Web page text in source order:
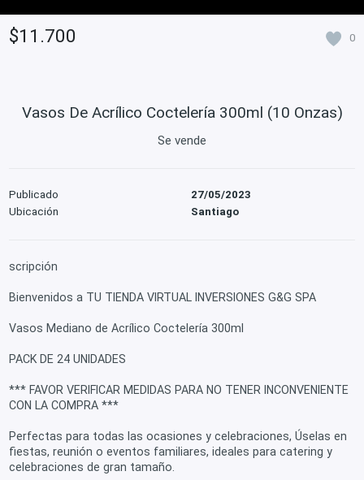
$11.700 0
Vasos De Acrílico Coctelería 300ml (10 Onzas)
Se vende
Publicado
27/05/2023
Ubicación
Santiago
scripción
Bienvenidos a TU TIENDA VIRTUAL INVERSIONES G&G SPA
Vasos Mediano de Acrílico Coctelería 300ml
PACK DE 24 UNIDADES
*** FAVOR VERIFICAR MEDIDAS PARA NO TENER INCONVENIENTE
CON LA COMPRA ***
Perfectas para todas las ocasiones y celebraciones, Úselas en
fiestas, reunión o eventos familiares, ideales para catering y
celebraciones de gran tamaño.